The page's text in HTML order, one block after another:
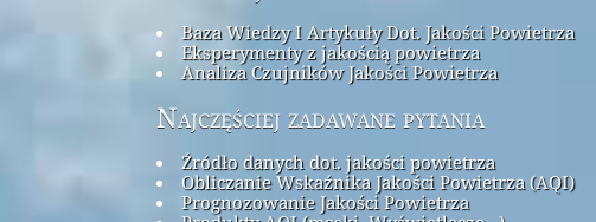
Baza Wiedzy I Artykuły Dot. Jakości Powietrza
Eksperymenty z jakością powietrza
Analiza Czujników Jakości Powietrza
Najczęściej zadawane pytania
Źródło danych dot. jakości powietrza
Obliczanie Wskaźnika Jakości Powietrza (AQI)
Prognozowanie Jakości Powietrza